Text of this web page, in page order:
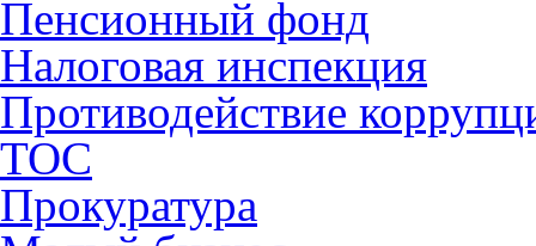
Пенсионный фонд
Налоговая инспекция
Противодействие
ТОС
Прокуратура